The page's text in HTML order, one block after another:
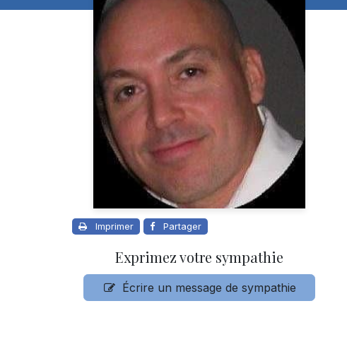
Imprimer Partager
Exprimez votre sympathie
Écrire un message de sympathie